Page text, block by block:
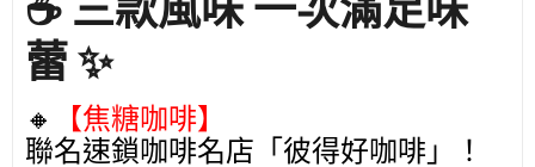
蕾 ✨
🔸
【焦糖咖啡】
聯名速鎖咖啡名店「彼得好咖啡」！